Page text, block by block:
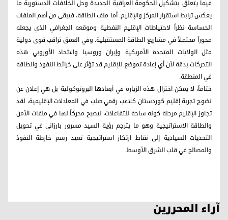
فيما يتعلق بتشكيل الحكومة العراقية الجديدة وحل الخلافات الدستورية ما
يعكس ترابط استقرار المركز والإقليم. أما ملف الطاقة، فيبقى من أهم الملفات
الحساسة نظراً لاحتياطات الإقليم النفطية وموقعه الجغرافي الذي يجعله
محوراً محتملاً في مشاريع الطاقة المستقبلية. وفي العمق تراقب قوى دولية
مثل الولايات المتحدة الأمريكية وإيران وروسيا والاتحاد الأوروبي هذه
التحركات بدقة لأن أي إعادة تموضع للإقليم قد تؤثر على خرائط النفوذ والطاقة
في المنطقة.
ختاماً، لا يمكن اختزال هذه الزيارة في أبعادها البروتوكولية بل هي إعلان عن
نضوج تجربة إقليم كوردستان كلاعب رقمي صلب في المعادلات الإقليمية، لقد
تجاوز الإقليم مرحلة كونه ساحة للتفاعلات، ليصبح محركاً لها في ملفات الأمن
والطاقة الاستراتيجية وهو ما يترجم رؤية السيد مسرور بارزاني في تحويل
التحديات السيادية إلى نقاط ارتكاز استراتيجية تعيد رسم خارطة النفوذ
والمصالح في قلب الشرق الأوسط.
آراء المحررين